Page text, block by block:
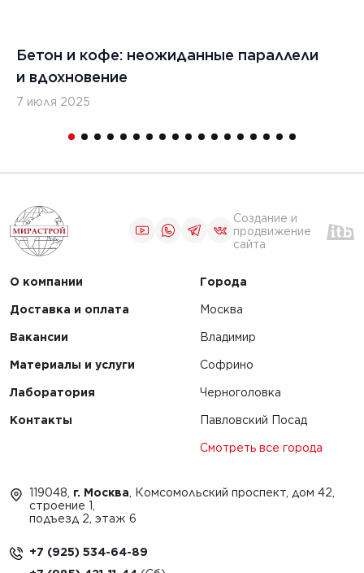
Бетон и кофе: неожиданные параллели
и вдохновение
7 июля 2025
Создание и
продвижение
сайта
О компании
Доставка и оплата
Вакансии
Материалы и услуги
Лаборатория
Контакты
Города
Москва
Владимир
Софрино
Черноголовка
Павловский Посад
Смотреть все города
119048, г. Москва , Комсомольский проспект, дом 42,
строение 1,
подъезд 2, этаж 6
+7 (925) 534-64-89